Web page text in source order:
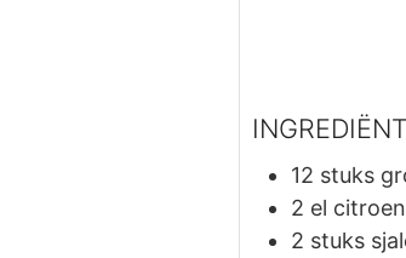
12 stuks
2 el
2 stuks